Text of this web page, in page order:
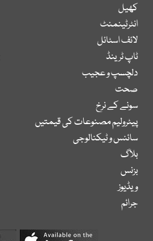
کھیل
انٹرٹینمنٹ
لائف اسٹائل
ٹاپ ٹرینڈ
دلچسپ و عجیب
صحت
سونے کے نرخ
پیٹرولیم مصنوعات کی قیمتیں
سائنس و ٹیکنالوجی
بلاگ
بزنس
ویڈیوز
جرائم